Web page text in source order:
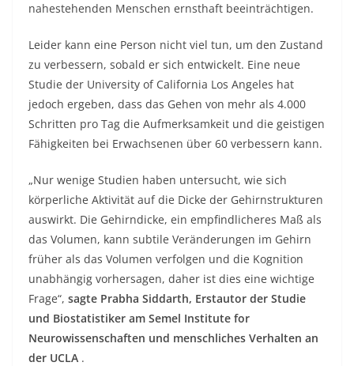
nahestehenden Menschen ernsthaft beeinträchtigen.
Leider kann eine Person nicht viel tun, um den Zustand
zu verbessern, sobald er sich entwickelt. Eine neue
Studie der University of California Los Angeles hat
jedoch ergeben, dass das Gehen von mehr als 4.000
Schritten pro Tag die Aufmerksamkeit und die geistigen
Fähigkeiten bei Erwachsenen über 60 verbessern kann.
„Nur wenige Studien haben untersucht, wie sich
körperliche Aktivität auf die Dicke der Gehirnstrukturen
auswirkt. Die Gehirndicke, ein empfindlicheres Maß als
das Volumen, kann subtile Veränderungen im Gehirn
früher als das Volumen verfolgen und die Kognition
unabhängig vorhersagen, daher ist dies eine wichtige
Frage“, sagte Prabha Siddarth, Erstautor der Studie
und Biostatistiker am Semel Institute for
Neurowissenschaften und menschliches Verhalten an
der UCLA .